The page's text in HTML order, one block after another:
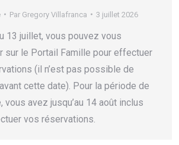
Par Gregory Villafranca 3 juillet 2026
13 juillet, vous pouvez vous
sur le Portail Famille pour effectuer
(il n’est pas possible de
cette date). Pour la période de
vous avez jusqu’au 14 août inclus
vos réservations.